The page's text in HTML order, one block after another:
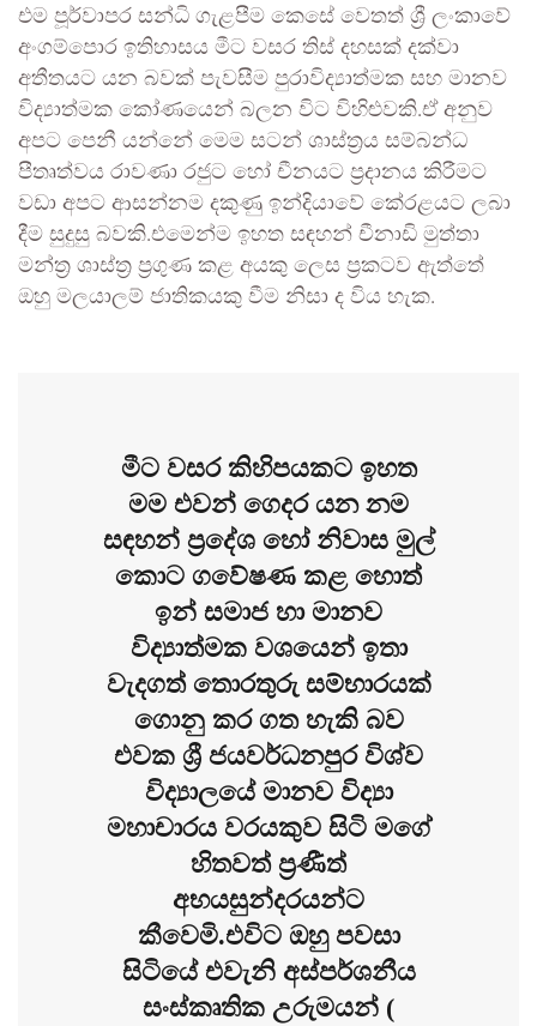
එම පූර්වාපර සන්ධි ගැළපීම කෙසේ වෙතත් ශ්‍රී ලංකාවේ
අංගම්පොර ඉතිහාසය මීට වසර තිස් දහසක් දක්වා
අතීතයට යන බවක් පැවසීම පුරාවිද්‍යාත්මක සහ මානව
විද්‍යාත්මක කෝණයෙන් බලන විට විහිළුවකි.ඒ අනුව
අපට පෙනී යන්නේ මෙම සටන් ශාස්ත්‍රය සම්බන්ධ
පීතෘත්වය රාවණා රජුට හෝ චීනයට ප්‍රදානය කිරීමට
වඩා අපට ආසන්නම දකුණු ඉන්දියාවේ කේරළයට ලබා
දීම සුදුසු බවකි.එමෙන්ම ඉහත සඳහන් චීනාඩි මුත්තා
මන්ත්‍ර ශාස්ත්‍ර ප්‍රගුණ කළ අයකු ලෙස ප්‍රකටව ඇත්තේ
ඔහු මලයාලම් ජාතිකයකු වීම නිසා ද විය හැක.
මීට වසර කිහිපයකට ඉහත
මම එවන් ගෙදර යන නම
සඳහන් ප්‍රදේශ හෝ නිවාස මුල්
කොට ගවේෂණ කළ හොත්
ඉන් සමාජ හා මානව
විද්‍යාත්මක වශයෙන් ඉතා
වැදගත් තොරතුරු සම්භාරයක්
ගොනු කර ගත හැකි බව
එවක ශ්‍රී ජයවර්ධනපුර විශ්ව
විද්‍යාලයේ මානව විද්‍යා
මහාචාරය වරයකුව සිටි මගේ
හිතවත් ප්‍රණීත්
අභයසුන්දරයන්ට
කීවෙමි.එවිට ඔහු පවසා
සිටියේ එවැනි අස්පර්ශනීය
සංස්කෘතික උරුමයන් (